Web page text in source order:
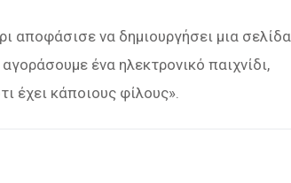
αποφάσισε να δημιουργήσει μια σελίδα
ένα ηλεκτρονικό παιχνίδι,
έχει κάποιους φίλους».